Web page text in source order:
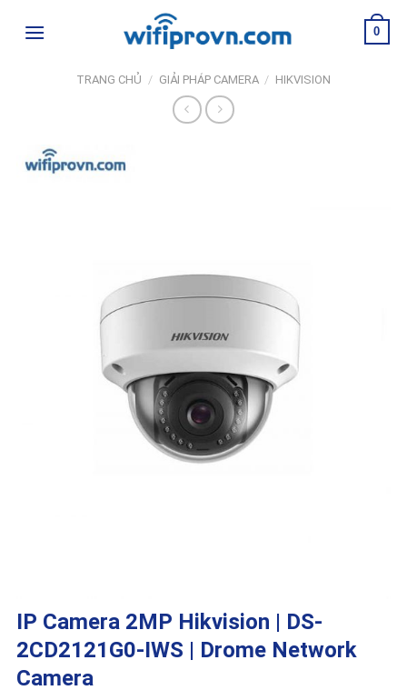
0
TRANG CHỦ / GIẢI PHÁP CAMERA / HIKVISION
IP Camera 2MP Hikvision | DS-
2CD2121G0-IWS | Drome Network
Camera